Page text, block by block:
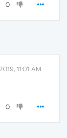
0
11:01 AM
0